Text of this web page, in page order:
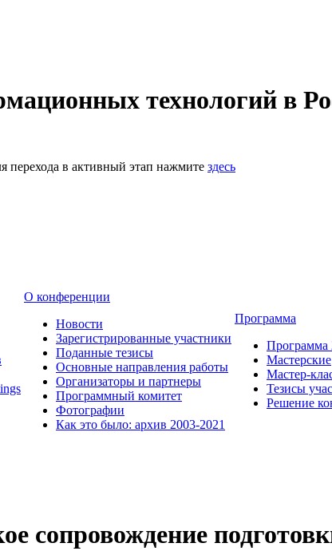
технологий в
перехода в активный этап нажмите здесь
О конференции
Новости
Зарегистрированные участники
Поданные тезисы
Основные направления работы
Организаторы и партнеры
Программный комитет
Фотографии
Как это было: архив 2003-2021
Программа
Программа
Мастерские
Мастер-
Тезисы
Решение
сопровождение